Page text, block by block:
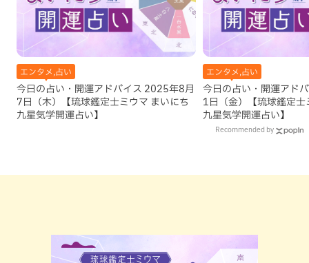
エンタメ,占い
今日の占い・開運アドバイス 2025年8月
7日（木）【琉球鑑定士ミウマ まいにち
九星気学開運占い】
エンタメ,占い
今日の占い・開運アド
1日（金）【琉球鑑定士
九星気学開運占い】
Recommended by